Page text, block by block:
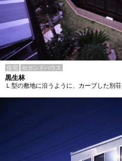
住宅 セカンドハウス
黒生林
Ｌ型の敷地に沿うように、カーブした別荘